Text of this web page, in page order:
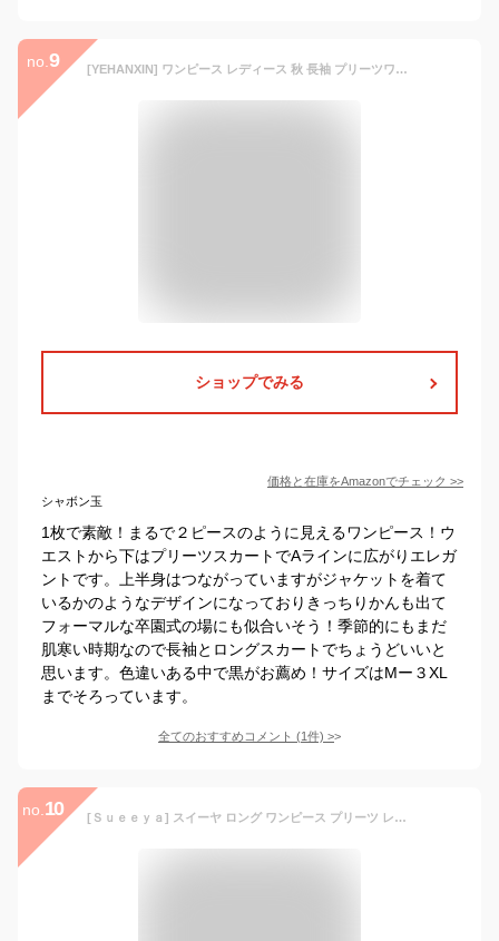
no. 9 [YEHANXIN] ワンピース レディース 秋 長袖 プリーツワンピース フォーマル 大きいサイズ きれいめ 膝丈 膝下 ドレス ロング ミディアム aライン 秋冬春 V ネック 切り替え 上品 カジュアル オフィス 低身長 通勤 M-3L (M,チェックプラック)
ショップでみる
価格と在庫をAmazonでチェック >>
シャボン玉
1枚で素敵！まるで２ピースのように見えるワンピース！ウ
エストから下はプリーツスカートでAラインに広がりエレガ
ントです。上半身はつながっていますがジャケットを着て
いるかのようなデザインになっておりきっちりかんも出て
フォーマルな卒園式の場にも似合いそう！季節的にもまだ
肌寒い時期なので長袖とロングスカートでちょうどいいと
思います。色違いある中で黒がお薦め！サイズはMー３XL
までそろっています。
全てのおすすめコメント (1件) >
no. 10 [Ｓｕｅｅｙａ] スイーヤ ロング ワンピース プリーツ レディース シャツワンピース ウエストゴム リボン タック 可愛い 着痩せ おしゃれ エレガント 通勤 結婚式 パーティー ドレス 春 秋 冬